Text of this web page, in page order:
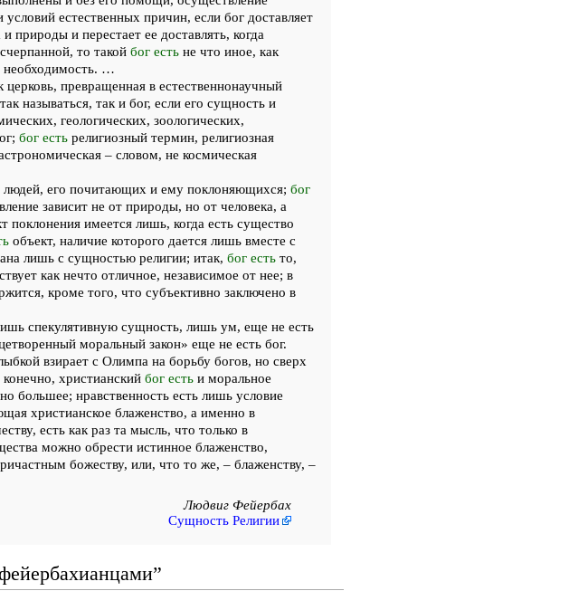
естественных причин, если бог доставляет
и перестает ее доставлять, когда
то такой бог естьне что иное, как
необходимость. …
превращенная в естественнонаучный
называться, так и бог, если его сущность и
геологических, зоологических,
бог естьрелигиозный термин, религиозная
– словом, не космическая
людей, его почитающих и ему поклоняющихся; бог
зависит не от природы, но от человека, а
поклонения имеется лишь, когда есть существо
объект, наличие которого дается лишь вместе с
лишь с сущностью религии; итак, бог естьто,
как нечто отличное, независимое от нее; в
кроме того, что субъективно заключено в
спекулятивную сущность, лишь ум, еще не есть
моральный закон» еще не есть бог.
взирает с Олимпа на борьбу богов, но сверх
христианский бог естьи моральное
большее; нравственность есть лишь условие
христианское блаженство, а именно в
есть как раз та мысль, что только в
можно обрести истинное блаженство,
божеству, или, что то же, – блаженству, –
Людвиг Фейербах
Сущность Религии